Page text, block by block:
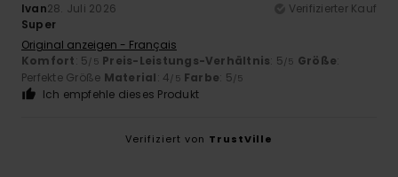
Ivan28. Juli 2026
Verifizierter Kauf
Super
Original anzeigen - Français
Komfort: 5/5 Preis-Leistungs-Verhältnis: 5/5 Größe:
Perfekte Größe Material: 4/5 Farbe: 5/5
Ich empfehle dieses Produkt
Verifiziert von TrustVille